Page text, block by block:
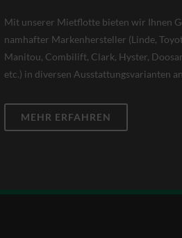
Mit unserer Mietflotte bieten wir Ihnen
namhafter Markenhersteller (Linde,
Manitou, Combilift, Clark, Hyster,
etc.) in diversen Ausstattungsvarianten
MEHR ERFAHREN